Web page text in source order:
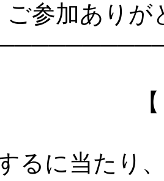
ご参加ありが
るに当たり